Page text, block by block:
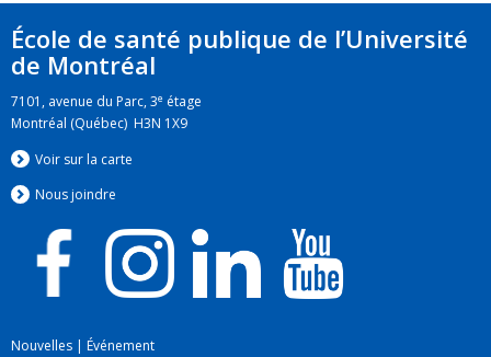
École de santé publique de l’Université
de Montréal
7101, avenue du Parc, 3e étage
Montréal (Québec) H3N 1X9
Voir sur la carte
Nous joindre
Nouvelles | Événement